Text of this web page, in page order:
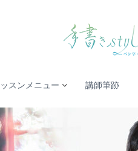
スンメニュー 講師筆跡